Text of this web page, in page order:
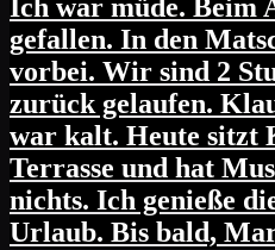
Ich war müde. Beim
gefallen. In den
vorbei. Wir sind 2
zurück gelaufen.
war kalt. Heute sitzt
Terrasse und hat
nichts. Ich genieße
Urlaub. Bis bald,